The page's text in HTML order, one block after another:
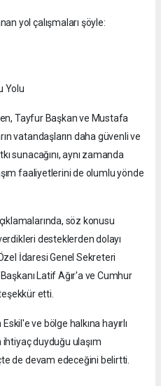
yol çalışmaları şöyle:
Yolu
Tayfur Başkan ve Mustafa
vatandaşların daha güvenli ve
sunacağını, aynı zamanda
faaliyetlerini de olumlu yönde
söz konusu
desteklerden dolayı
İdaresi Genel Sekreteri
Latif Ağır'a ve Cumhur
etti.
ve bölge halkına hayırlı
ihtiyaç duyduğu ulaşım
de devam edeceğini belirtti.